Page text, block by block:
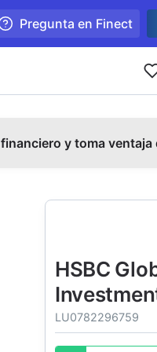
Pregunta en Finect
y toma ventaja
HSBC
RMB
LU0782296759